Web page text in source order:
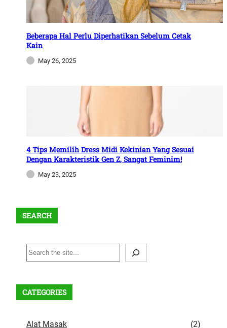
Beberapa Hal Perlu Diperhatikan Sebelum Cetak
Kain
May 26, 2025
4 Tips Memilih Dress Midi Kekinian Yang Sesuai
Dengan Karakteristik Gen Z, Sangat Feminim!
May 23, 2025
SEARCH
S
e
r
c
CATEGORIES
Alat Masak (2)